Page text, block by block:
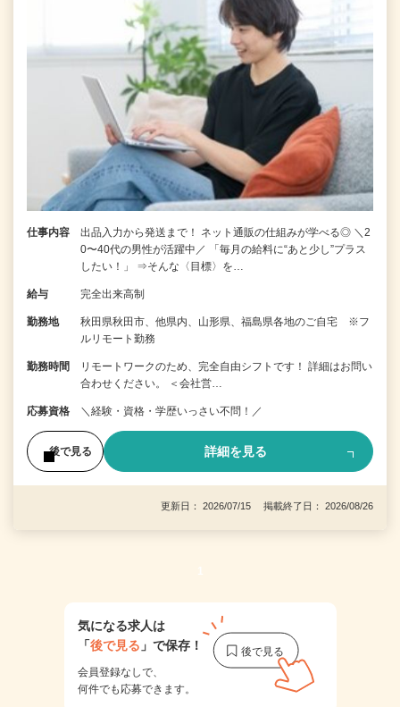
仕事内容
出品入力から発送まで！ ネット通販の仕組みが学べる◎ ＼2
0〜40代の男性が活躍中／ 「毎月の給料に“あと少し”プラス
したい！」 ⇒そんな〈目標〉を…
給与 完全出来高制
勤務地
秋田県秋田市、他県内、山形県、福島県各地のご自宅 ※フ
ルリモート勤務
勤務時間
リモートワークのため、完全自由シフトです！ 詳細はお問い
合わせください。 ＜会社営…
応募資格 ＼経験・資格・学歴いっさい不問！／
後で見る 詳細を見る
更新日： 2026/07/15 掲載終了日： 2026/08/26
1
気になる求人は
「後で見る 」で保存！
会員登録なしで、
何件でも応募できます。